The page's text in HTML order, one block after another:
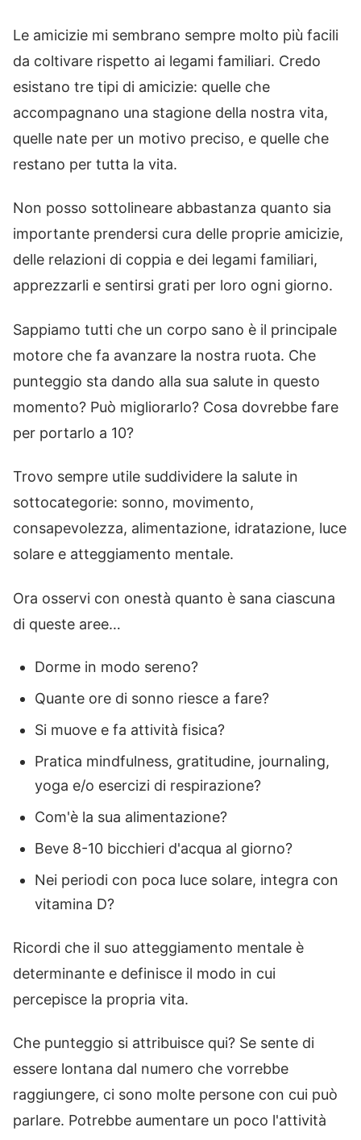
Le amicizie mi sembrano sempre molto più facili
da coltivare rispetto ai legami familiari. Credo
esistano tre tipi di amicizie: quelle che
accompagnano una stagione della nostra vita,
quelle nate per un motivo preciso, e quelle che
restano per tutta la vita.
Non posso sottolineare abbastanza quanto sia
importante prendersi cura delle proprie amicizie,
delle relazioni di coppia e dei legami familiari,
apprezzarli e sentirsi grati per loro ogni giorno.
Sappiamo tutti che un corpo sano è il principale
motore che fa avanzare la nostra ruota. Che
punteggio sta dando alla sua salute in questo
momento? Può migliorarlo? Cosa dovrebbe fare
per portarlo a 10?
Trovo sempre utile suddividere la salute in
sottocategorie: sonno, movimento,
consapevolezza, alimentazione, idratazione, luce
solare e atteggiamento mentale.
Ora osservi con onestà quanto è sana ciascuna
di queste aree…
Dorme in modo sereno?
Quante ore di sonno riesce a fare?
Si muove e fa attività fisica?
Pratica mindfulness, gratitudine, journaling,
yoga e/o esercizi di respirazione?
Com'è la sua alimentazione?
Beve 8-10 bicchieri d'acqua al giorno?
Nei periodi con poca luce solare, integra con
vitamina D?
Ricordi che il suo atteggiamento mentale è
determinante e definisce il modo in cui
percepisce la propria vita.
Che punteggio si attribuisce qui? Se sente di
essere lontana dal numero che vorrebbe
raggiungere, ci sono molte persone con cui può
parlare. Potrebbe aumentare un poco l'attività